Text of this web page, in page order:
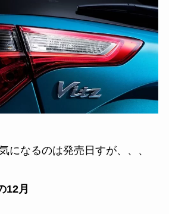
になるのは発売日すが、、、
12月